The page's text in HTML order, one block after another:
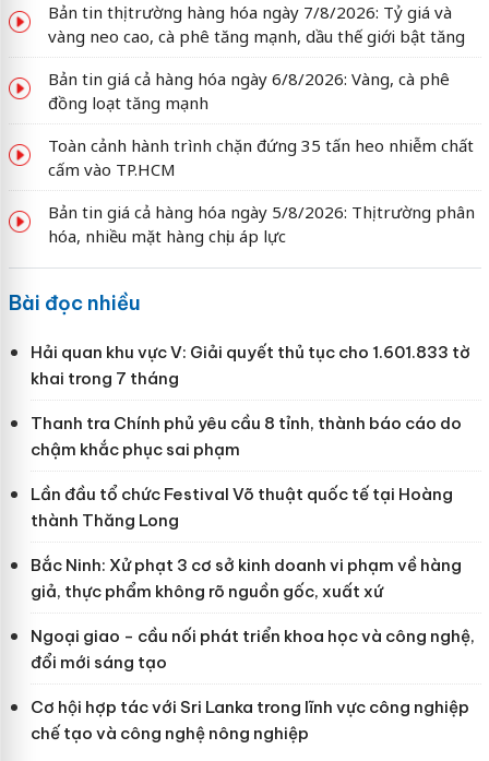
Bản tin thị trường hàng hóa ngày 7/8/2026: Tỷ giá và
vàng neo cao, cà phê tăng mạnh, dầu thế giới bật tăng
Bản tin giá cả hàng hóa ngày 6/8/2026: Vàng, cà phê
đồng loạt tăng mạnh
Toàn cảnh hành trình chặn đứng 35 tấn heo nhiễm chất
cấm vào TP.HCM
Bản tin giá cả hàng hóa ngày 5/8/2026: Thị trường phân
hóa, nhiều mặt hàng chịu áp lực
Bài đọc nhiều
Hải quan khu vực V: Giải quyết thủ tục cho 1.601.833 tờ
khai trong 7 tháng
Thanh tra Chính phủ yêu cầu 8 tỉnh, thành báo cáo do
chậm khắc phục sai phạm
Lần đầu tổ chức Festival Võ thuật quốc tế tại Hoàng
thành Thăng Long
Bắc Ninh: Xử phạt 3 cơ sở kinh doanh vi phạm về hàng
giả, thực phẩm không rõ nguồn gốc, xuất xứ
Ngoại giao - cầu nối phát triển khoa học và công nghệ,
đổi mới sáng tạo
Cơ hội hợp tác với Sri Lanka trong lĩnh vực công nghiệp
chế tạo và công nghệ nông nghiệp